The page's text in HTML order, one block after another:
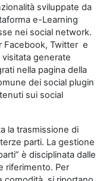
sviluppate da
e-Learning
nei social network.
Facebook, Twitter e
visitata generate
nella pagina della
dei social plugin
sui social
la trasmissione di
parti. La gestione
è disciplinata dalle
riferimento. Per